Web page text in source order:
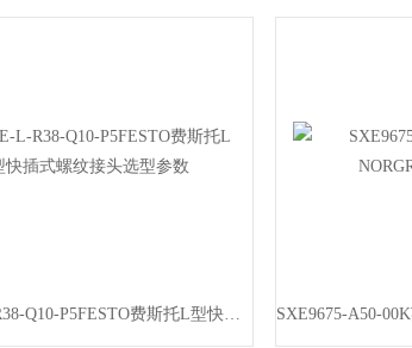
NPQE-L-R38-Q10-P5FESTO费斯托L型快插式螺纹接头选型参数